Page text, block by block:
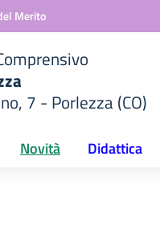
Merito
7 - Porlezza (CO)
Novità Didattica